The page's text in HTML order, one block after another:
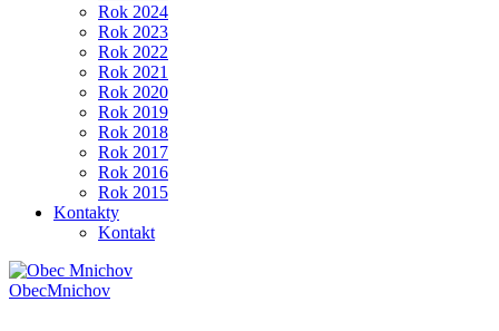
Rok 2024
Rok 2023
Rok 2022
Rok 2021
Rok 2020
Rok 2019
Rok 2018
Rok 2017
Rok 2016
Rok 2015
Kontakty
Kontakt
ObecMnichov